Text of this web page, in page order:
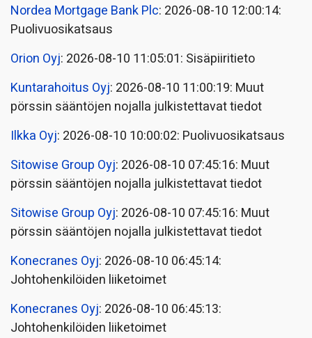
Nordea Mortgage Bank Plc: 2026-08-10 12:00:14:
Puolivuosikatsaus
Orion Oyj: 2026-08-10 11:05:01: Sisäpiiritieto
Kuntarahoitus Oyj: 2026-08-10 11:00:19: Muut
pörssin sääntöjen nojalla julkistettavat tiedot
Ilkka Oyj: 2026-08-10 10:00:02: Puolivuosikatsaus
Sitowise Group Oyj: 2026-08-10 07:45:16: Muut
pörssin sääntöjen nojalla julkistettavat tiedot
Sitowise Group Oyj: 2026-08-10 07:45:16: Muut
pörssin sääntöjen nojalla julkistettavat tiedot
Konecranes Oyj: 2026-08-10 06:45:14:
Johtohenkilöiden liiketoimet
Konecranes Oyj: 2026-08-10 06:45:13:
Johtohenkilöiden liiketoimet